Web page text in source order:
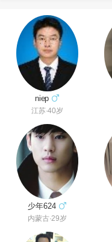
niep
江苏·40岁
少年624
内蒙古·29岁